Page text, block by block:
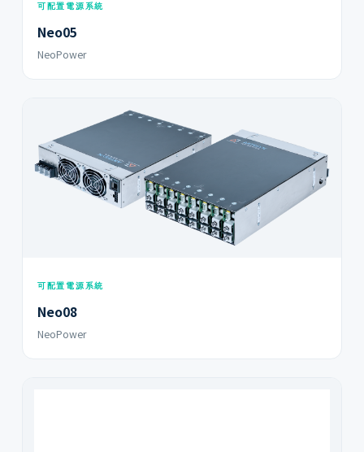
可配置電源系統
Neo05
NeoPower
可配置電源系統
Neo08
NeoPower